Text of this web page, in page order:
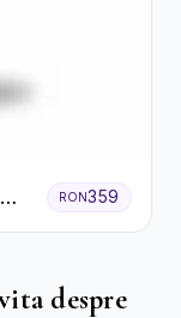
RON359
despre